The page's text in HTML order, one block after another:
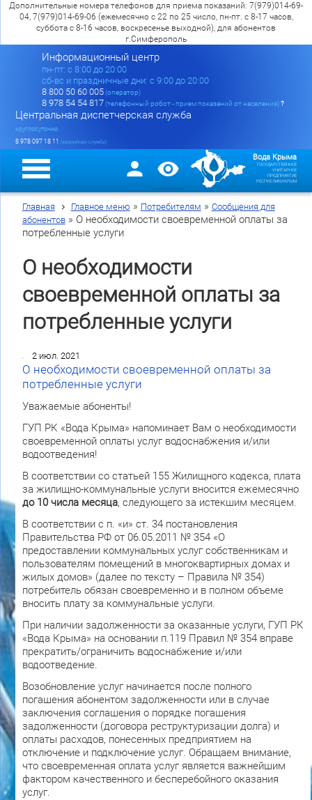
Дополнительные номера телефонов для приема показаний: 7(979)014-69-
04, 7(979)014-69-06 (ежемесячно с 22 по 25 число, пн-пт. с 8-17 часов,
суббота с 8-16 часов, воскресенье выходной), для абонентов
г.Симферополь
Информационный центр
пн-пт: c 8:00 до 20:00
сб-вс и праздничные дни: с 9:00 до 20:00
8 800 50 60 005(оператор)
8 978 54 54 817(телефонный робот - прием показаний от населения)?
Центральная диспетчерская служба
круглосуточно
8 978 097 18 11 (аварийная служба)
Вода Крыма
ГОСУДАРСТВЕННОЕ
УНИТАРНОЕ
ПРЕДПРИЯТИЕ
РЕСПУБЛИКИ КРЫМ
Главная Главное меню » Потребителям » Сообщения для
абонентов» О необходимости своевременной оплаты за
потребленные услуги
О необходимости
своевременной оплаты за
потребленные услуги
2 июл. 2021
О необходимости своевременной оплаты за
потребленные услуги
Уважаемые абоненты!
ГУП РК «Вода Крыма» напоминает Вам о необходимости
своевременной оплаты услуг водоснабжения и/или
водоотведения!
В соответствии со статьей 155 Жилищного кодекса, плата
за жилищно-коммунальные услуги вносится ежемесячно
до 10 числа месяца, следующего за истекшим месяцем.
В соответствии с п. «и» ст. 34 постановления
Правительства РФ от 06.05.2011 № 354 «О
предоставлении коммунальных услуг собственникам и
пользователям помещений в многоквартирных домах и
жилых домов» (далее по тексту – Правила № 354)
потребитель обязан своевременно и в полном объеме
вносить плату за коммунальные услуги.
При наличии задолженности за оказанные услуги, ГУП РК
«Вода Крыма» на основании п.119 Правил № 354 вправе
прекратить/ограничить водоснабжение и/или
водоотведение.
Возобновление услуг начинается после полного
погашения абонентом задолженности или в случае
заключения соглашения о порядке погашения
задолженности (договора реструктуризации долга) и
оплаты расходов, понесенных предприятием на
отключение и подключение услуг. Обращаем внимание,
что своевременная оплата услуг является важнейшим
фактором качественного и бесперебойного оказания
услуг.